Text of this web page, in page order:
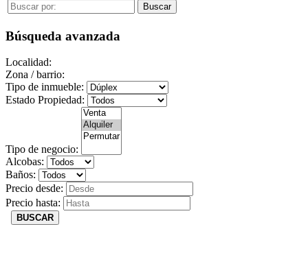
Búsqueda avanzada
Localidad:
Zona / barrio:
Tipo de inmueble:
Estado Propiedad:
Tipo de negocio:
Alcobas:
Baños:
Precio desde:
Precio hasta:
BUSCAR